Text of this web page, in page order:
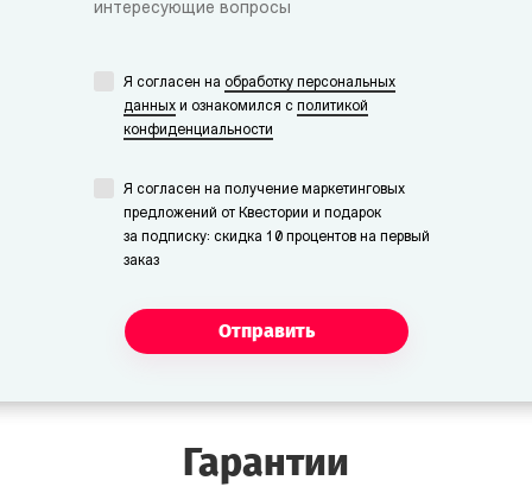
интересующие вопросы
Я согласен на обработку персональных
данных и ознакомился с политикой
конфиденциальности
Я согласен на получение маркетинговых
предложений от Квестории и подарок
за подписку: скидка 10 процентов на первый
заказ
Отправить
Гарантии